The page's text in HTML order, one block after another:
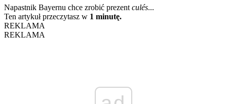
Napastnik Bayernu chce zrobić prezent culés...
Ten artykuł przeczytasz w 1 minutę.
REKLAMA
REKLAMA